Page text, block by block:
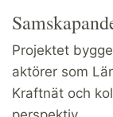
Projektet
aktörer som
Kraftnät och